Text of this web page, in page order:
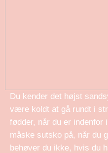
Du kender det højst
være koldt at gå rundt i
fødder, når du er indenfor
måske sutsko på, når du
behøver du ikke, hvis du